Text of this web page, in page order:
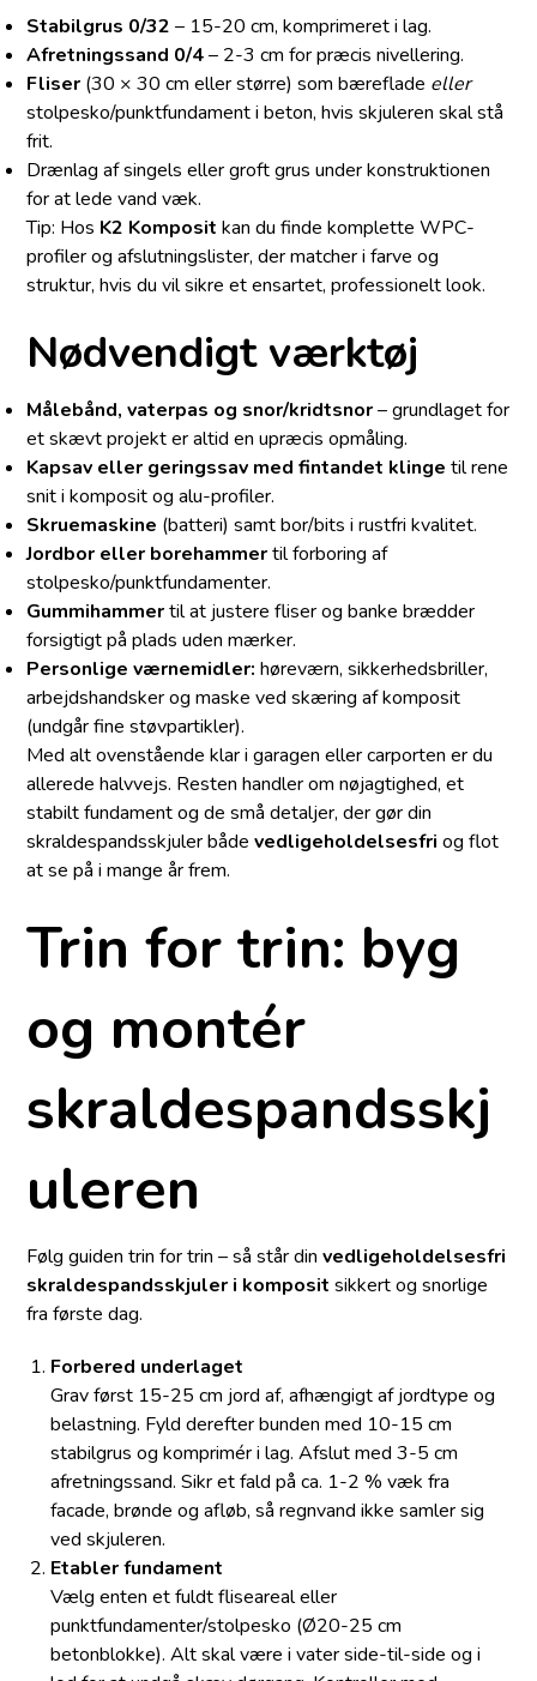
Stabilgrus 0/32 – 15-20 cm, komprimeret i lag.
Afretningssand 0/4– 2-3 cm for præcis nivellering.
Fliser (30 × 30 cm eller større) som bæreflade eller
stolpesko/punktfundament i beton, hvis skjuleren skal stå
frit.
Drænlag af singels eller groft grus under konstruktionen
for at lede vand væk.
Tip: Hos K2 Komposit kan du finde komplette WPC-
profiler og afslutningslister, der matcher i farve og
struktur, hvis du vil sikre et ensartet, professionelt look.
Nødvendigt værktøj
Målebånd, vaterpas og snor/kridtsnor– grundlaget for
et skævt projekt er altid en upræcis opmåling.
Kapsav eller geringssav med fintandet klinge til rene
snit i komposit og alu-profiler.
Skruemaskine (batteri) samt bor/bits i rustfri kvalitet.
Jordbor eller borehammertil forboring af
stolpesko/punktfundamenter.
Gummihammertil at justere fliser og banke brædder
forsigtigt på plads uden mærker.
Personlige værnemidler: høreværn, sikkerhedsbriller,
arbejdshandsker og maske ved skæring af komposit
(undgår fine støvpartikler).
Med alt ovenstående klar i garagen eller carporten er du
allerede halvvejs. Resten handler om nøjagtighed, et
stabilt fundament og de små detaljer, der gør din
skraldespandsskjuler bådevedligeholdelsesfri og flot
at se på i mange år frem.
Trin for trin: byg
og montér
skraldespandsskj
uleren
Følg guiden trin for trin – så står dinvedligeholdelsesfri
skraldespandsskjuler i komposit sikkert og snorlige
fra første dag.
Forbered underlaget
Grav først 15-25 cm jord af, afhængigt af jordtype og
belastning. Fyld derefter bunden med 10-15 cm
stabilgrus og komprimér i lag. Afslut med 3-5 cm
afretningssand. Sikr et fald på ca. 1-2 % væk fra
facade, brønde og afløb, så regnvand ikke samler sig
ved skjuleren.
Etabler fundament
Vælg enten et fuldt fliseareal eller
punktfundamenter/stolpesko (Ø20-25 cm
betonblokke). Alt skal være i vater side-til-side og i